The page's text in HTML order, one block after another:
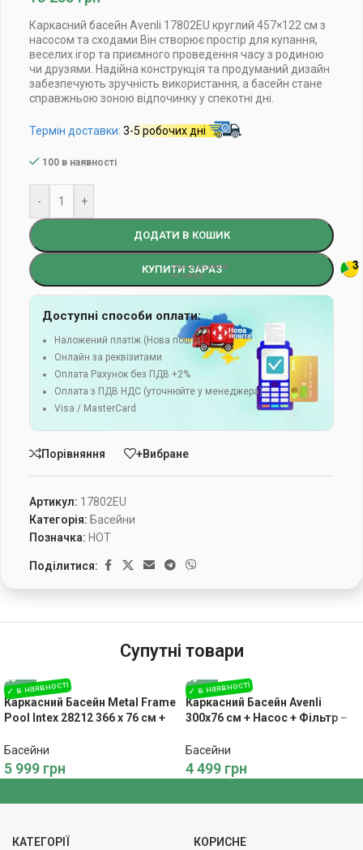
Каркасний басейн Avenli 17802EU круглий 457×122 см з
насосом та сходами Він створює простір для купання,
веселих ігор та приємного проведення часу з родиною
чи друзями. Надійна конструкція та продуманий дизайн
забезпечують зручність використання, а басейн стане
справжньою зоною відпочинку у спекотні дні.
Термін доставки: 3-5 робочих дні
100 в наявності
- +
ДОДАТИ В КОШИК
КУПИТИ ЗАРАЗ
Доступні способи оплати:
Наложений платіж (Нова пошта)
Онлайн за реквізитами
Оплата Рахунок без ПДВ +2%
Оплата з ПДВ НДС (уточнюйте у менеджера)
Visa / MasterCard
Порівняння +Вибране
Артикул: 17802EU
Категорія: Басейни
Позначка: HOT
Поділитися:
Супутні товари
Каркасний Басейн Metal Frame
Pool Intex 28212 366 x 76 см +
Відпочинок у Вашому Саду
Басейни
5 999 грн
Каркасний Басейн Avenli
300х76 см + Насос + Фільтр –
Відпочинку
Басейни
4 499 грн
КАТЕГОРІЇ КОРИСНЕ